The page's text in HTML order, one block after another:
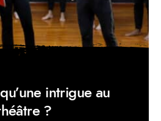
intrigue au
?